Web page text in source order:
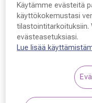
Ray-Ban
4147, 601/32
145
Käytämme evästeitä
käyttökokemustasi
tilastointitarkoituksiin.
evästeasetuksiasi.
Lue lisää